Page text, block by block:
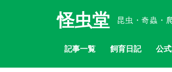
怪虫堂 昆虫・奇蟲・
記事一覧 飼育日記 公